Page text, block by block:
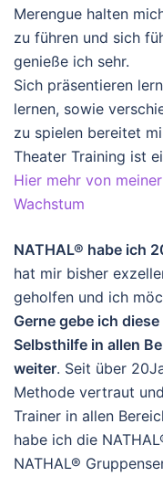
Merengue halten
zu führen und sich
genieße ich sehr.
Sich präsentieren
lernen, sowie
zu spielen bereitet
Theater Training ist
Hier mehr von
Wachstum
NATHAL® habe ich
hat mir bisher
geholfen und ich
Gerne gebe ich
Selbsthilfe in allen
weiter. Seit über
Methode vertraut
Trainer in allen
habe ich die
NATHAL®